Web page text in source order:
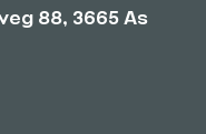
88, 3665 As